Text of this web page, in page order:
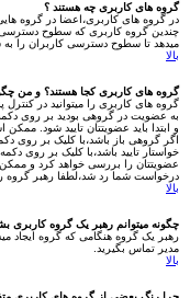
گروه های کاربری چه هستند ؟
در گروه های کاربری،اعضا در گروه
چندین گروه کاربری که سطوح دسترسی
میدهد تا سطوح دسترسی کاربران را به
بالا
گروه های کاربری کجا هستند؟ و من
گروه های کاربری را میتوانید در
به عضویت در گروهی بودید بر روی
و ابتدا باید عضویتتان تایید شود.
اگر گروهی باز باشد،با کلیک بر روی
خواستار تایید باشد،با کلیک بر روی
عضویتتان را بررسی خواهد کرد و
درخواست شما رد شد،لطفا رهبر گروه
بالا
چگونه میتوانم رهبر یک گروه کاربری
رهبر یک گروه هنگامی که گروه ایجاد
مدیر تماس بگیرید.
بالا